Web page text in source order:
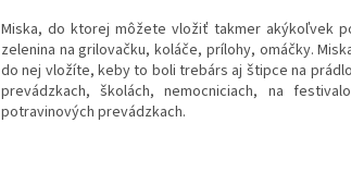
Miska, do ktorej môžete vložiť takmer akýkoľvek
zelenina na grilovačku, koláče, prílohy, omáčky.
do nej vložíte, keby to boli trebárs aj štipce na
prevádzkach, školách, nemocniciach, na
potravinových prevádzkach.